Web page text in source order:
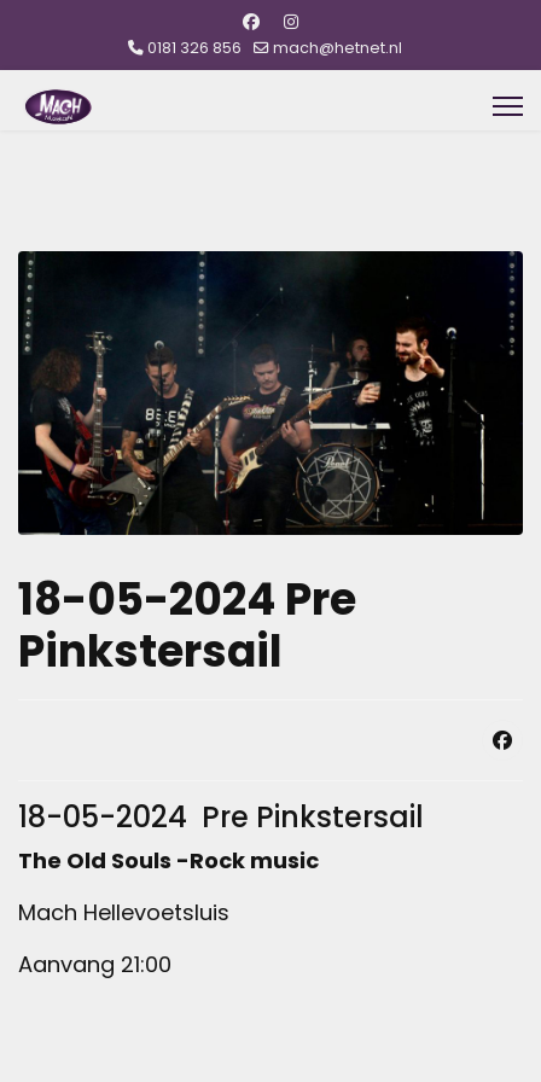
0181 326 856 mach@hetnet.nl
18-05-2024 Pre
Pinkstersail
18-05-2024 Pre Pinkstersail
The Old Souls -Rock music
Mach Hellevoetsluis
Aanvang 21:00